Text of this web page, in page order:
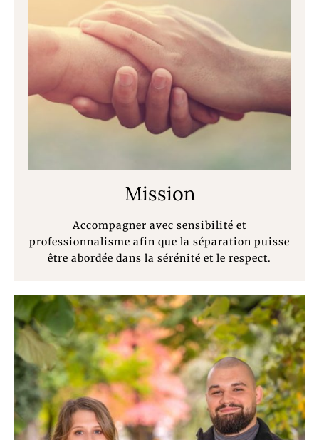
Mission
Accompagner avec sensibilité et
professionnalisme afin que la séparation puisse
être abordée dans la sérénité et le respect.